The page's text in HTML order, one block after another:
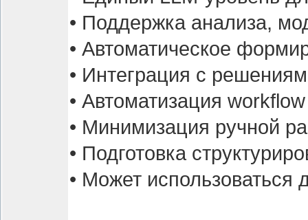
• Поддержка анализа,
• Автоматическое
• Интеграция с
• Автоматизация
• Минимизация ручной
• Подготовка
• Может